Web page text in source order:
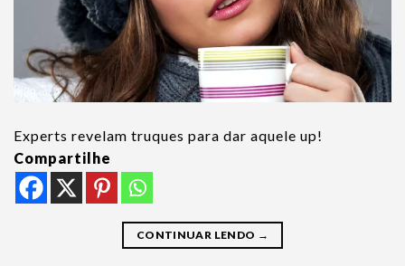
Experts revelam truques para dar aquele up!
Compartilhe
CONTINUAR LENDO →